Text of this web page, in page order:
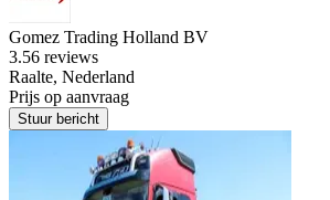
Gomez Trading Holland BV
3.56 reviews
Raalte, Nederland
Prijs op aanvraag
Stuur bericht